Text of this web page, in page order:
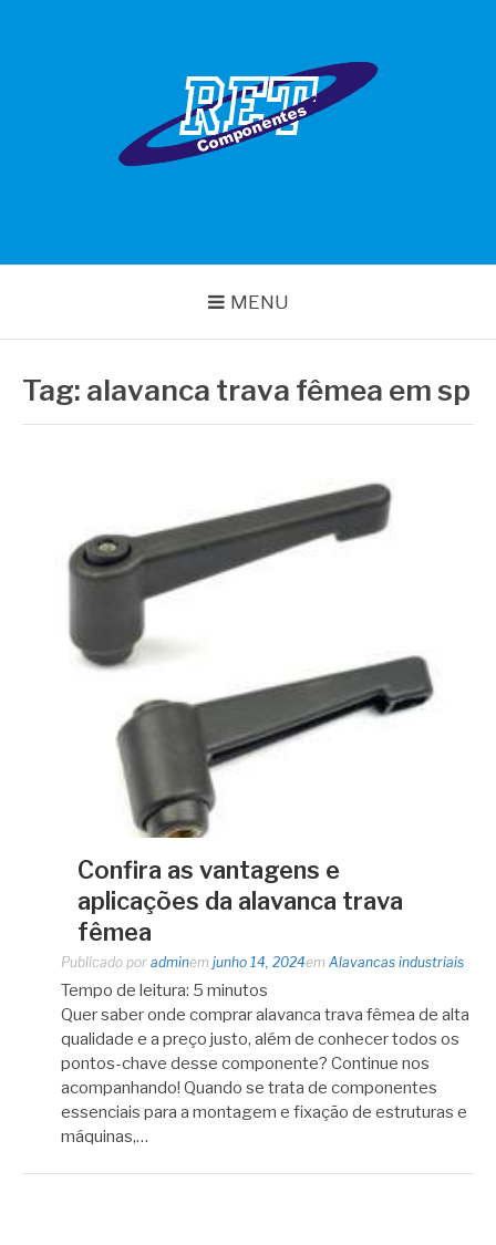
MENU
Tag: alavanca trava fêmea em sp
Confira as vantagens e
aplicações da alavanca trava
fêmea
Publicado por adminem junho 14, 2024em Alavancas industriais
Tempo de leitura: 5 minutos
Quer saber onde comprar alavanca trava fêmea de alta
qualidade e a preço justo, além de conhecer todos os
pontos-chave desse componente? Continue nos
acompanhando! Quando se trata de componentes
essenciais para a montagem e fixação de estruturas e
máquinas,…